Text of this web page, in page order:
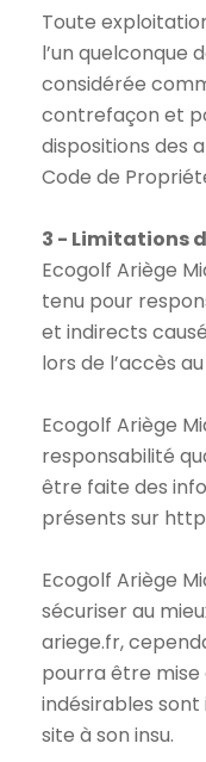
Toute
l’un quelconque
considérée
contrefaçon et
dispositions des
Code de
3 - Limitations
Ecogolf Ariège
tenu pour
et indirects
lors de l’accès
Ecogolf Ariège
responsabilité
être faite des
présents sur
Ecogolf Ariège
sécuriser au
ariege.fr,
pourra être mise
indésirables
site à son insu.